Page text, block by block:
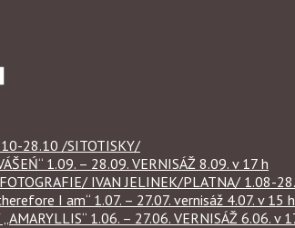
28.10 /SITOTISKY/
1.09. – 28.09. VERNISÁŽ 8.09. v 17 h
IVAN JELINEK/PLATNA/ 1.08-
I am“ 1.07. – 27.07. vernisáž 4.07. v 15 h
1.06. – 27.06. VERNISÁŽ 6.06. v